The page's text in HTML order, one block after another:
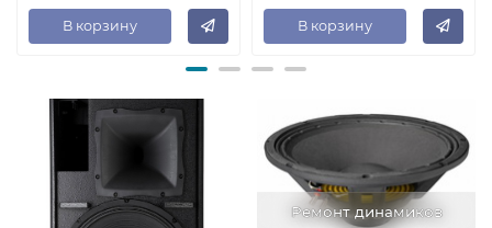
В корзину В корзину
Ремонт динамиков